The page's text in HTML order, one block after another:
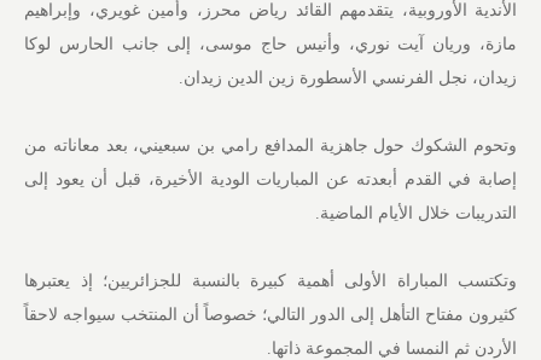
الأندية الأوروبية، يتقدمهم القائد رياض محرز، وأمين غويري، وإبراهيم
مازة، وريان آيت نوري، وأنيس حاج موسى، إلى جانب الحارس لوكا
زيدان، نجل الفرنسي الأسطورة زين الدين زيدان.
وتحوم الشكوك حول جاهزية المدافع رامي بن سبعيني، بعد معاناته من
إصابة في القدم أبعدته عن المباريات الودية الأخيرة، قبل أن يعود إلى
التدريبات خلال الأيام الماضية.
وتكتسب المباراة الأولى أهمية كبيرة بالنسبة للجزائريين؛ إذ يعتبرها
كثيرون مفتاح التأهل إلى الدور التالي؛ خصوصاً أن المنتخب سيواجه لاحقاً
الأردن ثم النمسا في المجموعة ذاتها.